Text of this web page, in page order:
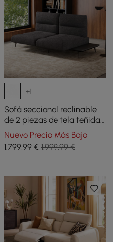
+1
Sofá seccional reclinable
de 2 piezas de tela teñida
en hilo y piel sintética
Nuevo Precio Más Bajo
1.799,99€ 1.999,99 €